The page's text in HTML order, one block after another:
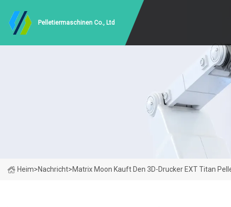
Pelletiermaschinen Co., Ltd
Heim>Nachricht>Matrix Moon Kauft Den 3D-Drucker EXT Titan